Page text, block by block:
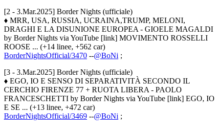
[2 - 3.Mar.2025] Border Nights (ufficiale)
♦ MRR, USA, RUSSIA, UCRAINA,TRUMP, MELONI,
DRAGHI E LA DISUNIONE EUROPEA - GIOELE MAGALDI
by Border Nights via YouTube [link] MOVIMENTO ROSSELLI
ROOSE ... (+14 linee, +562 car)
BorderNightsOfficial/3470 --@BoNi ;
[3 - 3.Mar.2025] Border Nights (ufficiale)
♦ EGO, IO E SENSO DI SEPARATIVITÀ SECONDO IL
CERCHIO FIRENZE 77 + RUOTA LIBERA - PAOLO
FRANCESCHETTI by Border Nights via YouTube [link] EGO, IO
E SE ... (+13 linee, +472 car)
BorderNightsOfficial/3469 --@BoNi ;